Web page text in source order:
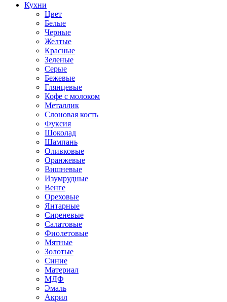
Кухни
Цвет
Белые
Черные
Желтые
Красные
Зеленые
Серые
Бежевые
Глянцевые
Кофе с молоком
Металлик
Слоновая кость
Фуксия
Шоколад
Шампань
Оливковые
Оранжевые
Вишневые
Изумрудные
Венге
Ореховые
Янтарные
Сиреневые
Салатовые
Фиолетовые
Мятные
Золотые
Синие
Материал
МДФ
Эмаль
Акрил